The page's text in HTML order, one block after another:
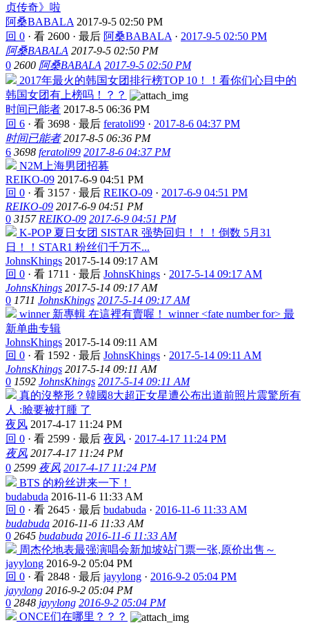
贞传奇》啦
阿桑BABALA 2017-9-5 02:50 PM
回 0 · 看 2600 · 最后 阿桑BABALA · 2017-9-5 02:50 PM
阿桑BABALA 2017-9-5 02:50 PM
0 2600 阿桑BABALA 2017-9-5 02:50 PM
2017年最火的韩国女团排行榜TOP 10！！看你们心目中的
韩国女团有上榜吗！？？
时间已能者 2017-8-5 06:36 PM
回 6 · 看 3698 · 最后 feratoli99 · 2017-8-6 04:37 PM
时间已能者 2017-8-5 06:36 PM
6 3698 feratoli99 2017-8-6 04:37 PM
N2M上海男团招募
REIKO-09 2017-6-9 04:51 PM
回 0 · 看 3157 · 最后 REIKO-09 · 2017-6-9 04:51 PM
REIKO-09 2017-6-9 04:51 PM
0 3157 REIKO-09 2017-6-9 04:51 PM
K-POP 夏日女团 SISTAR 强势回归！！！倒数 5月31
日！！STAR1 粉丝们千万不...
JohnsKhings 2017-5-14 09:17 AM
回 0 · 看 1711 · 最后 JohnsKhings · 2017-5-14 09:17 AM
JohnsKhings 2017-5-14 09:17 AM
0 1711 JohnsKhings 2017-5-14 09:17 AM
winner 新專輯 在這裡有賣喔！ winner <fate number for> 最
新单曲专辑
JohnsKhings 2017-5-14 09:11 AM
回 0 · 看 1592 · 最后 JohnsKhings · 2017-5-14 09:11 AM
JohnsKhings 2017-5-14 09:11 AM
0 1592 JohnsKhings 2017-5-14 09:11 AM
真的沒整形？韓國8大超正女星遭公布出道前照片震驚所有
人 :臉要被打腫 了
夜风 2017-4-17 11:24 PM
回 0 · 看 2599 · 最后 夜风 · 2017-4-17 11:24 PM
夜风 2017-4-17 11:24 PM
0 2599 夜风 2017-4-17 11:24 PM
BTS 的粉丝进来一下！
budabuda 2016-11-6 11:33 AM
回 0 · 看 2645 · 最后 budabuda · 2016-11-6 11:33 AM
budabuda 2016-11-6 11:33 AM
0 2645 budabuda 2016-11-6 11:33 AM
周杰伦地表最强演唱会新加坡站门票一张,原价出售～
jayylong 2016-9-2 05:04 PM
回 0 · 看 2848 · 最后 jayylong · 2016-9-2 05:04 PM
jayylong 2016-9-2 05:04 PM
0 2848 jayylong 2016-9-2 05:04 PM
ONCE们在哪里？？？